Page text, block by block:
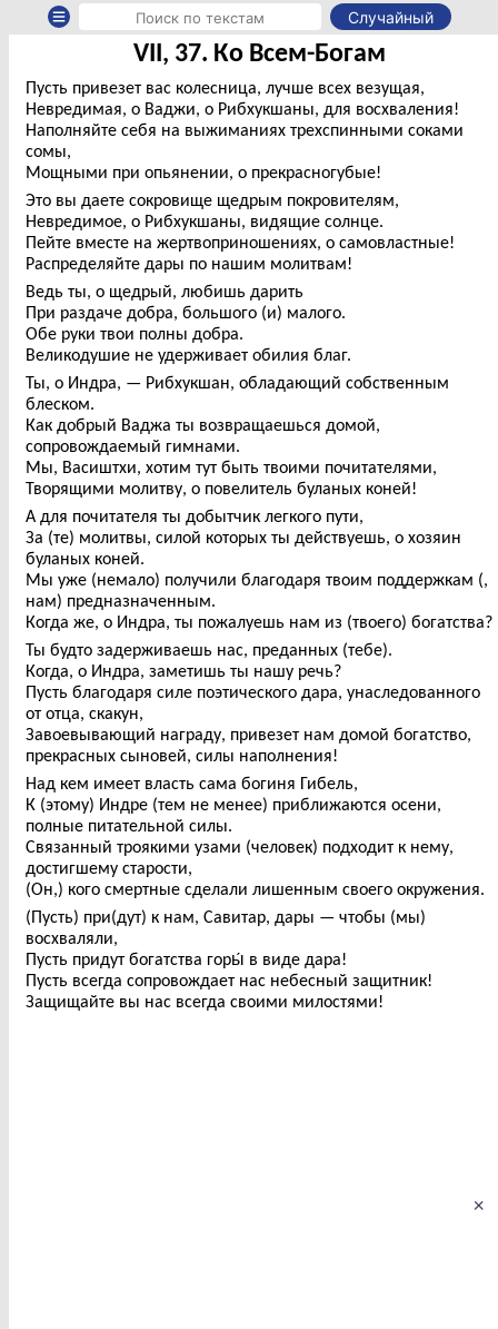
Случайный
×
VII, 37. Ко Всем-Богам
Пусть привезет вас колесница, лучше всех везущая,
Невредимая, о Ваджи, о Рибхукшаны, для восхваления!
Наполняйте себя на выжиманиях трехспинными соками
сомы,
Мощными при опьянении, о прекрасногубые!
Это вы даете сокровище щедрым покровителям,
Невредимое, о Рибхукшаны, видящие солнце.
Пейте вместе на жертвоприношениях, о самовластные!
Распределяйте дары по нашим молитвам!
Ведь ты, о щедрый, любишь дарить
При раздаче добра, большого (и) малого.
Обе руки твои полны добра.
Великодушие не удерживает обилия благ.
Ты, о Индра, — Рибхукшан, обладающий собственным
блеском.
Как добрый Ваджа ты возвращаешься домой,
сопровождаемый гимнами.
Мы, Васиштхи, хотим тут быть твоими почитателями,
Творящими молитву, о повелитель буланых коней!
А для почитателя ты добытчик легкого пути,
За (те) молитвы, силой которых ты действуешь, о хозяин
буланых коней.
Мы уже (немало) получили благодаря твоим поддержкам (,
нам) предназначенным.
Когда же, о Индра, ты пожалуешь нам из (твоего) богатства?
Ты будто задерживаешь нас, преданных (тебе).
Когда, о Индра, заметишь ты нашу речь?
Пусть благодаря силе поэтического дара, унаследованного
от отца, скакун,
Завоевывающий награду, привезет нам домой богатство,
прекрасных сыновей, силы наполнения!
Над кем имеет власть сама богиня Гибель,
К (этому) Индре (тем не менее) приближаются осени,
полные питательной силы.
Связанный троякими узами (человек) подходит к нему,
достигшему старости,
(Он,) кого смертные сделали лишенным своего окружения.
(Пусть) при(дут) к нам, Савитар, дары — чтобы (мы)
восхваляли,
Пусть придут богатства горы́ в виде дара!
Пусть всегда сопровождает нас небесный защитник!
Защищайте вы нас всегда своими милостями!